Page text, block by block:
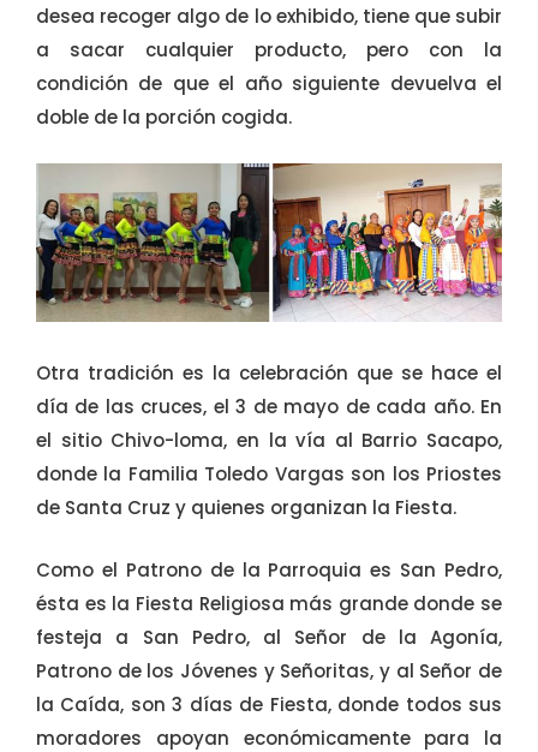
desea recoger algo de lo exhibido, tiene que subir
a sacar cualquier producto, pero con la
condición de que el año siguiente devuelva el
doble de la porción cogida.
Otra tradición es la celebración que se hace el
día de las cruces, el 3 de mayo de cada año. En
el sitio Chivo-loma, en la vía al Barrio Sacapo,
donde la Familia Toledo Vargas son los Priostes
de Santa Cruz y quienes organizan la Fiesta.
Como el Patrono de la Parroquia es San Pedro,
ésta es la Fiesta Religiosa más grande donde se
festeja a San Pedro, al Señor de la Agonía,
Patrono de los Jóvenes y Señoritas, y al Señor de
la Caída, son 3 días de Fiesta, donde todos sus
moradores apoyan económicamente para la